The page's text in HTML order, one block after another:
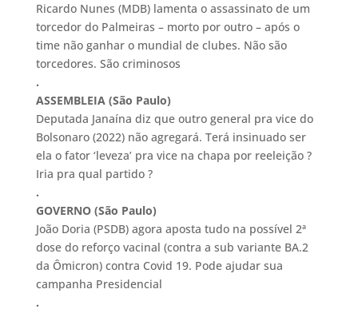
Ricardo Nunes (MDB) lamenta o assassinato de um
torcedor do Palmeiras – morto por outro – após o
time não ganhar o mundial de clubes. Não são
torcedores. São criminosos
.
ASSEMBLEIA (São Paulo)
Deputada Janaína diz que outro general pra vice do
Bolsonaro (2022) não agregará. Terá insinuado ser
ela o fator ‘leveza’ pra vice na chapa por reeleição ?
Iria pra qual partido ?
.
GOVERNO (São Paulo)
João Doria (PSDB) agora aposta tudo na possível 2ª
dose do reforço vacinal (contra a sub variante BA.2
da Ômicron) contra Covid 19. Pode ajudar sua
campanha Presidencial
.